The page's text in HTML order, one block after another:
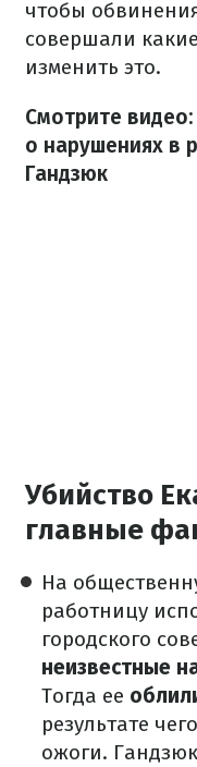
чтобы
совершали
изменить это.
Смотрите
о нарушениях в
Гандзюк
Убийство
главные
На
работницу
городского
неизвестные
Тогда ее
результате
ожоги.